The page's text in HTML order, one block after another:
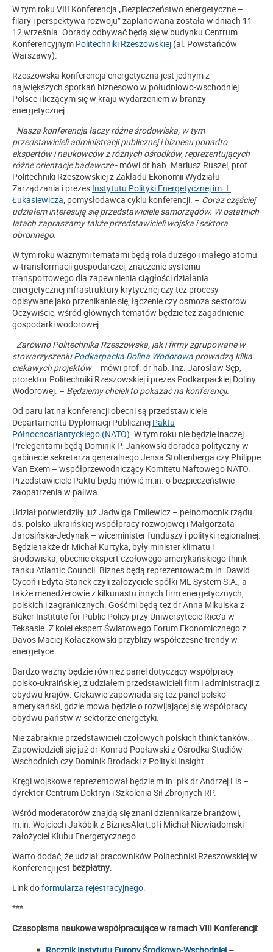
W tym roku VIII Konferencja „Bezpieczeństwo energetyczne –
filary i perspektywa rozwoju” zaplanowana została w dniach 11-
12 września. Obrady odbywać będą się w budynku Centrum
Konferencyjnym Politechniki Rzeszowskiej (al. Powstańców
Warszawy).
Rzeszowska konferencja energetyczna jest jednym z
największych spotkań biznesowo w południowo-wschodniej
Polsce i liczącym się w kraju wydarzeniem w branży
energetycznej.
- Nasza konferencja łączy różne środowiska, w tym
przedstawicieli administracji publicznej i biznesu ponadto
ekspertów i naukowców z różnych ośrodków, reprezentujących
różne orientacje badawcze- mówi dr hab. Mariusz Ruszel, prof.
Politechniki Rzeszowskiejz Zakładu Ekonomii Wydziału
Zarządzania i prezes Instytutu Polityki Energetycznej im. I.
Łukasiewicza , pomysłodawca cyklu konferencji. – Coraz częściej
udziałem interesują się przedstawiciele samorządów. W ostatnich
latach zapraszamy także przedstawicieli wojska i sektora
obronnego.
W tym roku ważnymi tematami będą rola dużego i małego atomu
w transformacji gospodarczej, znaczenie systemu
transportowego dla zapewnienia ciągłości działania
energetycznej infrastruktury krytycznej czy też procesy
opisywane jako przenikanie się, łączenie czy osmoza sektorów.
Oczywiście, wśród głównych tematów będzie też zagadnienie
gospodarki wodorowej.
- Zarówno Politechnika Rzeszowska, jak i firmy zgrupowane w
stowarzyszeniuPodkarpacka Dolina Wodorowa prowadzą kilka
ciekawych projektów– mówi prof. dr hab. Inż. Jarosław Sęp,
prorektor Politechniki Rzeszowskiej i prezes Podkarpackiej Doliny
Wodorowej. – Będziemy chcieli to pokazać na konferencji.
Od paru lat na konferencji obecni są przedstawiciele
Departamentu Dyplomacji Publicznej Paktu
Północnoatlantyckiego (NATO) . W tym roku nie będzie inaczej.
Prelegentami będą Dominik P. Jankowski doradca polityczny w
gabinecie sekretarza generalnego Jensa Stoltenberga czy Philippe
Van Exem – współprzewodniczący Komitetu Naftowego NATO.
Przedstawiciele Paktu będą mówić m.in. o bezpieczeństwie
zaopatrzenia w paliwa.
Udział potwierdziły już Jadwiga Emilewicz – pełnomocnik rządu
ds. polsko-ukraińskiej współpracy rozwojowej i Małgorzata
Jarosińska-Jedynak – wiceminister funduszy i polityki regionalnej.
Będzie także dr Michał Kurtyka, były minister klimatu i
środowiska, obecnie ekspert czołowego amerykańskiego think
tanku Atlantic Council. Biznes będą reprezentować m.in. Dawid
Cycoń i Edyta Stanek czyli założyciele spółki ML System S.A., a
także menedżerowie z kilkunastu innych firm energetycznych,
polskich i zagranicznych. Gośćmi będą też dr Anna Mikulska z
Baker Institute for Public Policy przy Uniwersytecie Rice’a w
Teksasie. Z kolei ekspert Światowego Forum Ekonomicznego z
Davos Maciej Kołaczkowski przybliży współczesne trendy w
energetyce.
Bardzo ważny będzie również panel dotyczący współpracy
polsko-ukraińskiej, z udziałem przedstawicieli firm i administracji z
obydwu krajów. Ciekawie zapowiada się też panel polsko-
amerykański, gdzie mowa będzie o rozwijającej się współpracy
obydwu państw w sektorze energetyki.
Nie zabraknie przedstawicieli czołowych polskich think tanków.
Zapowiedzieli się już dr Konrad Popławski z Ośrodka Studiów
Wschodnich czy Dominik Brodacki z Polityki Insight.
Kręgi wojskowe reprezentował będzie m.in. płk dr Andrzej Lis –
dyrektor Centrum Doktryn i Szkolenia Sił Zbrojnych RP.
Wśród moderatorów znajdą się znani dziennikarze branżowi,
m.in. Wojciech Jakóbik z BiznesAlert.pl i Michał Niewiadomski –
założyciel Klubu Energetycznego.
Warto dodać, że udział pracowników Politechniki Rzeszowskiej w
Konferencji jest bezpłatny
Link doformularza rejestracyjnego
***
Czasopisma naukowe współpracujące w ramach VIII Konferencji:
Rocznik Instytutu Europy Środkowo-Wschodniej –